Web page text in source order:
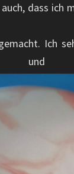
dass ich
Ich
und